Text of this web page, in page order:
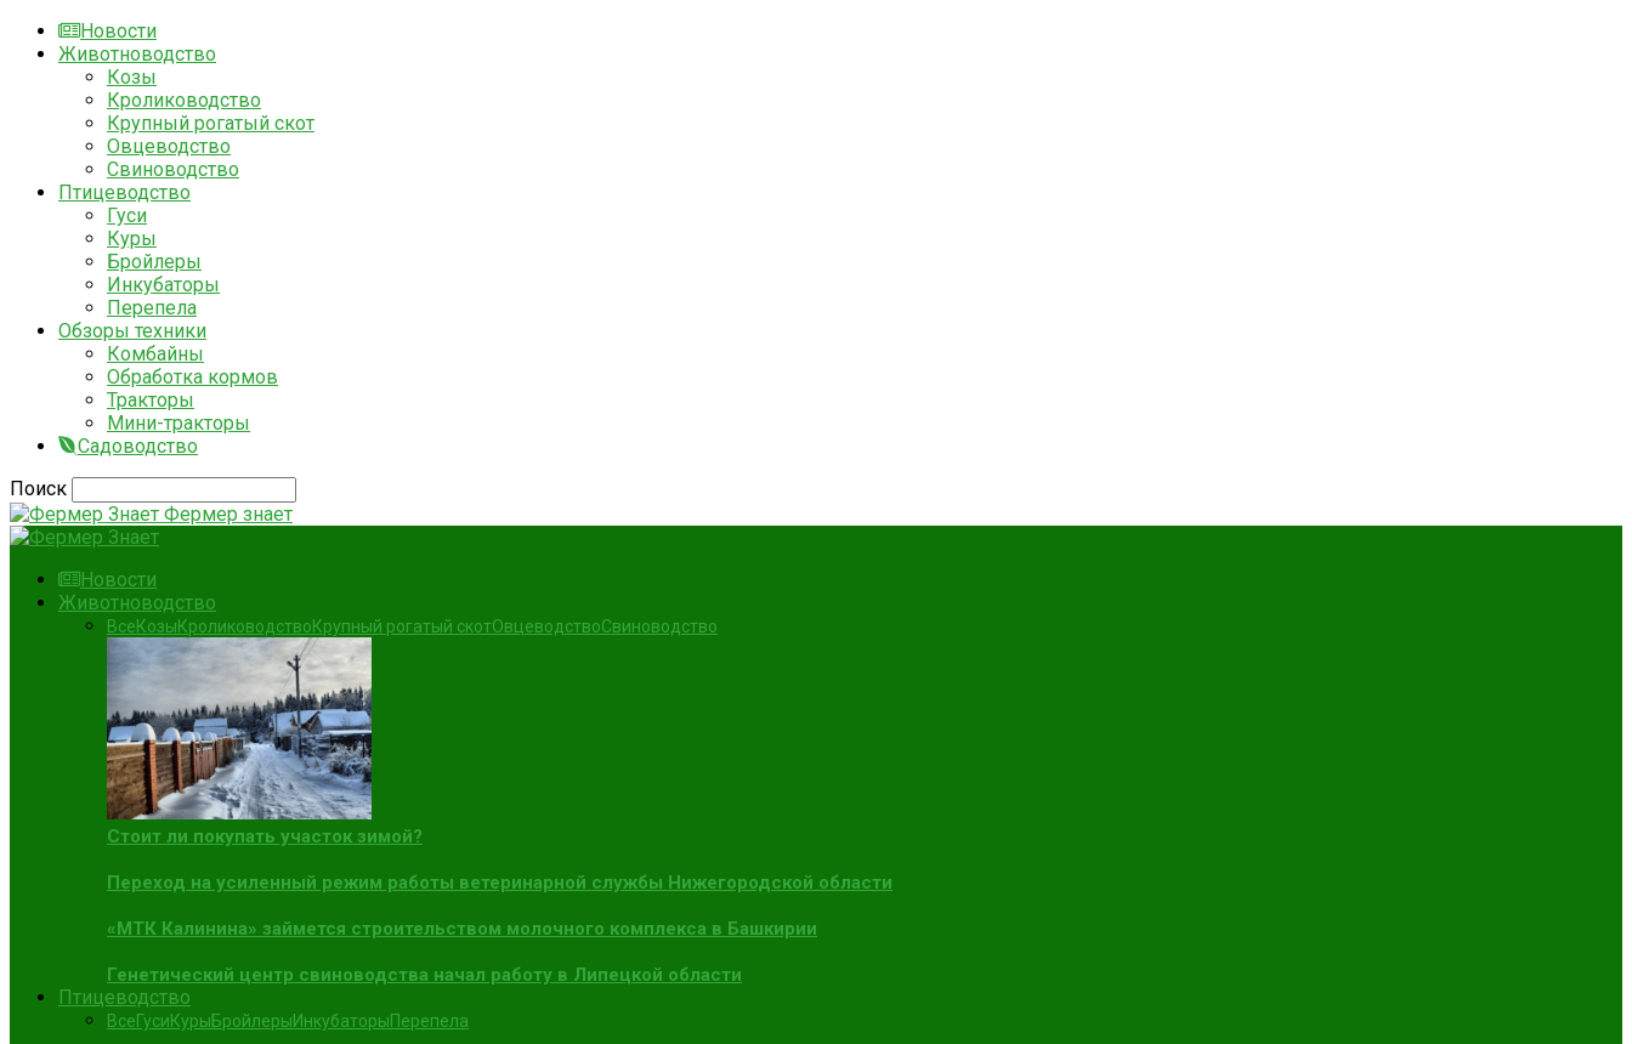
Новости
Животноводство
Козы
Кролиководство
Крупный рогатый скот
Овцеводство
Свиноводство
Птицеводство
Гуси
Куры
Бройлеры
Инкубаторы
Перепела
Обзоры техники
Комбайны
Обработка кормов
Тракторы
Мини-тракторы
Садоводство
Поиск
Фермер знает
Новости
Животноводство
ВсеКозыКролиководствоКрупный рогатый скотОвцеводствоСвиноводство
Стоит ли покупать участок зимой?
Переход на усиленный режим работы ветеринарной службы Нижегородской области
«МТК Калинина» займется строительством молочного комплекса в Башкирии
Генетический центр свиноводства начал работу в Липецкой области
Птицеводство
ВсеГусиКурыБройлерыИнкубаторыПерепела